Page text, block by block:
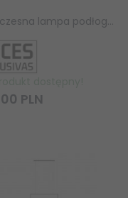
Nowoczesna lampa podłogowa stojąca pleciona z ratanu podłużna czarna rystykalna boho industrialna designerska ALDENZO LE45387 Luces Exclusivas
00 PLN